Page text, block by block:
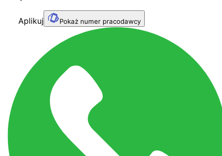
Aplikuj Pokaż numer pracodawcy